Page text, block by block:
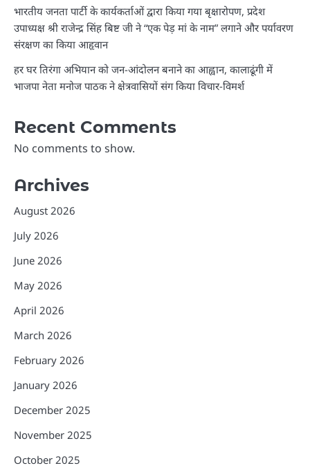
भारतीय जनता पार्टी के कार्यकर्ताओं द्वारा किया गया बृक्षारोपण, प्रदेश
उपाध्यक्ष श्री राजेन्द्र सिंह बिष्ट जी ने “एक पेड़ मां के नाम” लगाने और पर्यावरण
संरक्षण का किया आहृवान
हर घर तिरंगा अभियान को जन-आंदोलन बनाने का आह्वान, कालाढूंगी में
भाजपा नेता मनोज पाठक ने क्षेत्रवासियों संग किया विचार-विमर्श
Recent Comments
No comments to show.
Archives
August 2026
July 2026
June 2026
May 2026
April 2026
March 2026
February 2026
January 2026
December 2025
November 2025
October 2025